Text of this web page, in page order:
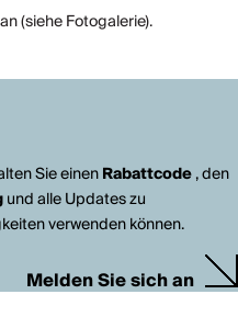
(siehe Fotogalerie).
Sie einenRabattcode, den
und alle Updates zu
verwenden können.
Melden Sie sich an